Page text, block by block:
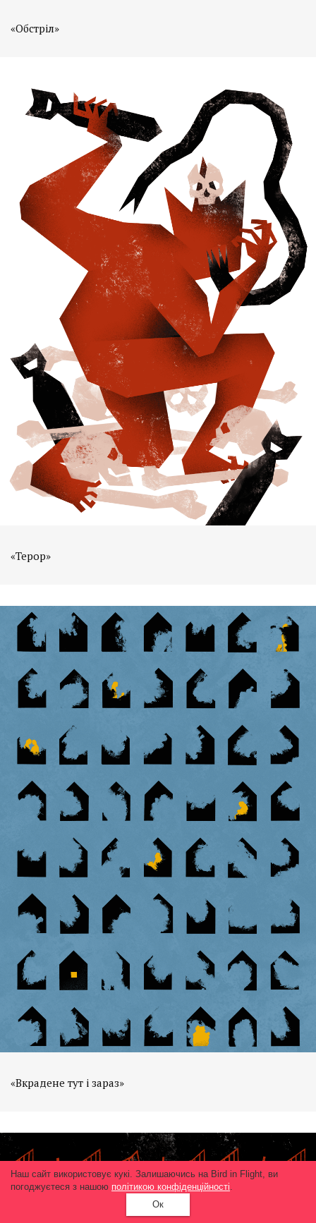
«Обстріл»
«Терор»
«Вкрадене тут і зараз»
Наш сайт використовує кукі. Залишаючись на Bird in Flight, ви
погоджуєтеся з нашою політикою конфіденційності.
Ок